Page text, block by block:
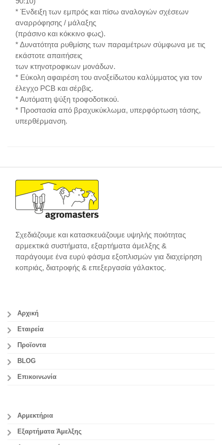
* Ένδειξη των εμπρός και πίσω αναλογιών σχέσεων
αναρρόφησης / μάλαξης
(πράσινο και κόκκινο φως).
* Δυνατότητα ρυθμίσης των παραμέτρων σύμφωνα με τις
εκάστοτε απαιτήσεις
των κτηνοτροφικων μονάδων.
* Εύκολη αφαιρέση του ανοξείδωτου καλύμματος για τον
έλεγχο PCB και σέρβις.
* Αυτόματη ψύξη τροφοδοτικού.
* Προστασία από βραχυκύκλωμα, υπερφόρτωση τάσης,
υπερθέρμανση.
Σχεδιάζουμε και κατασκευάζουμε υψηλής ποιότητας
αρμεκτικά συστήματα, εξαρτήματα άμελξης &
παράγουμε ένα ευρύ φάσμα εξοπλισμών για διαχείρηση
κοπριάς, διατροφής & επεξεργασία γάλακτος.
Αρχική
Εταιρεία
Προϊοντα
BLOG
Επικοινωνία
Αρμεκτήρια
Εξαρτήματα Άμελξης